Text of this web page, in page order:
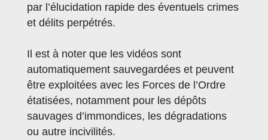
par l’élucidation rapide des éventuels crimes
et délits perpétrés.
Il est à noter que les vidéos sont
automatiquement sauvegardées et peuvent
être exploitées avec les Forces de l’Ordre
étatisées, notamment pour les dépôts
sauvages d’immondices, les dégradations
ou autre incivilités.